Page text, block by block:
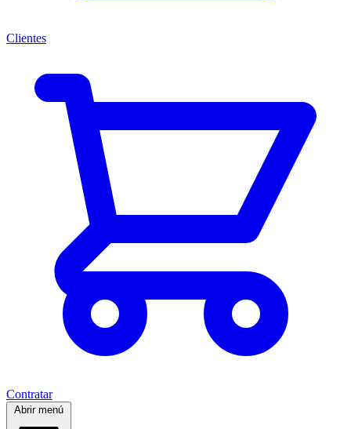
Clientes
Contratar
Abrir menú